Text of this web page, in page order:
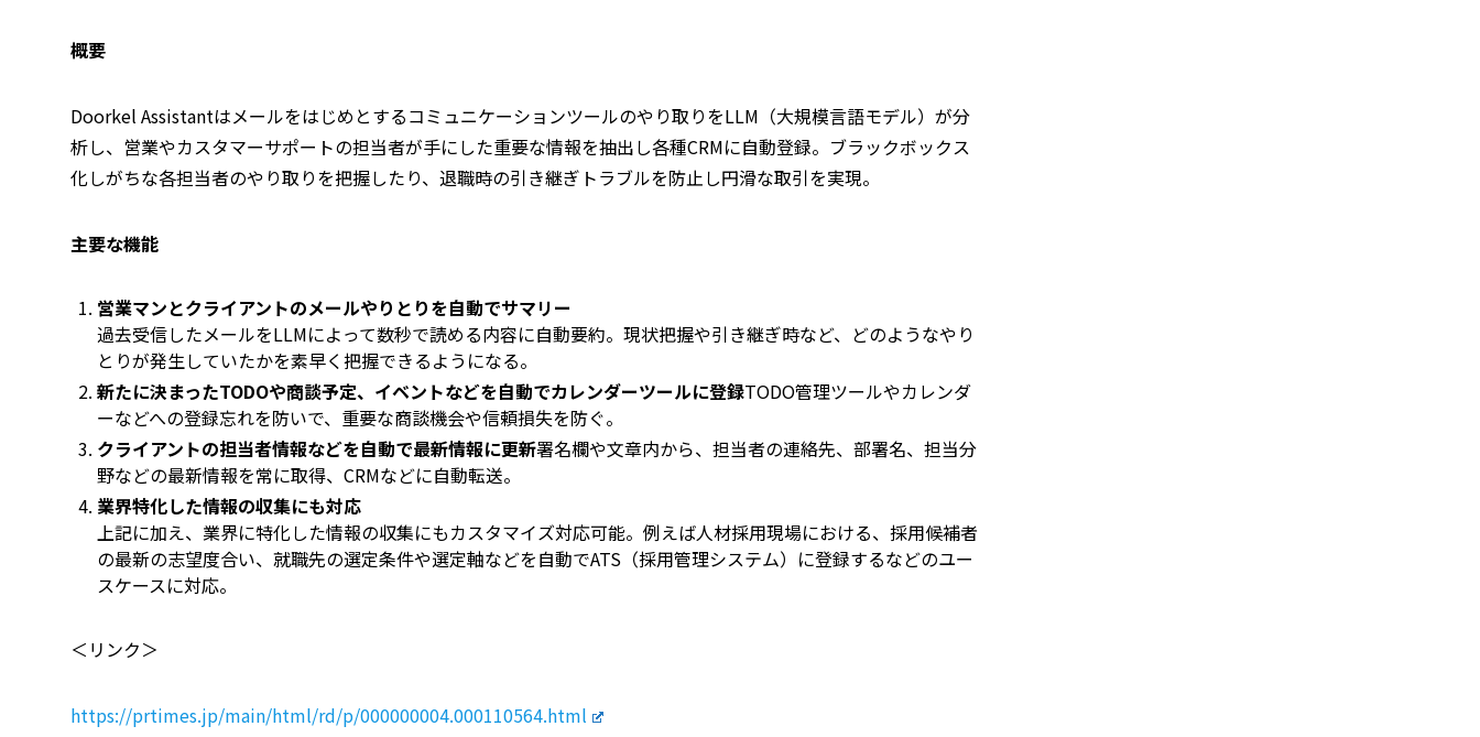
概要
Doorkel Assistantはメールをはじめとするコミュニケーションツールのやり取りをLLM（大規模言語モデル）が分
析し、営業やカスタマーサポートの担当者が手にした重要な情報を抽出し各種CRMに自動登録。ブラックボックス
化しがちな各担当者のやり取りを把握したり、退職時の引き継ぎトラブルを防止し円滑な取引を実現。
主要な機能
営業マンとクライアントのメールやりとりを自動でサマリー
過去受信したメールをLLMによって数秒で読める内容に自動要約。現状把握や引き継ぎ時など、どのようなやり
とりが発生していたかを素早く把握できるようになる。
新たに決まったTODOや商談予定、イベントなどを自動でカレンダーツールに登録TODO管理ツールやカレンダ
ーなどへの登録忘れを防いで、重要な商談機会や信頼損失を防ぐ。
クライアントの担当者情報などを自動で最新情報に更新署名欄や文章内から、担当者の連絡先、部署名、担当分
野などの最新情報を常に取得、CRMなどに自動転送。
業界特化した情報の収集にも対応
上記に加え、業界に特化した情報の収集にもカスタマイズ対応可能。例えば人材採用現場における、採用候補者
の最新の志望度合い、就職先の選定条件や選定軸などを自動でATS（採用管理システム）に登録するなどのユー
スケースに対応。
＜リンク＞
https://prtimes.jp/main/html/rd/p/000000004.000110564.html